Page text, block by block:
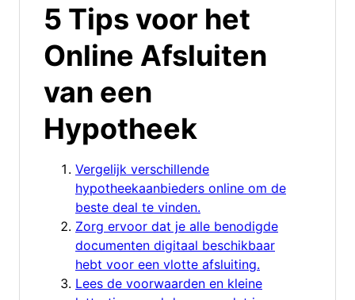
5 Tips voor het
Online Afsluiten
van een
Hypotheek
Vergelijk verschillende
hypotheekaanbieders online om de
beste deal te vinden.
Zorg ervoor dat je alle benodigde
documenten digitaal beschikbaar
hebt voor een vlotte afsluiting.
Lees de voorwaarden en kleine